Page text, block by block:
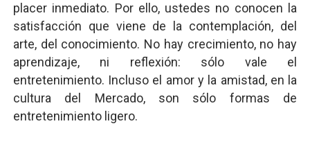
placer inmediato. Por ello, ustedes no conocen la
satisfacción que viene de la contemplación, del
arte, del conocimiento. No hay crecimiento, no hay
aprendizaje, ni reflexión: sólo vale el
entretenimiento. Incluso el amor y la amistad, en la
cultura del Mercado, son sólo formas de
entretenimiento ligero.